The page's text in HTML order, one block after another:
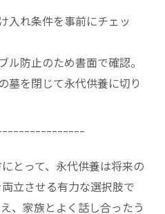
入れ条件を事前にチェッ
ル防止のため書面で確認。
墓を閉じて永代供養に切り
とって、永代供養は将来の
立させる有力な選択肢で
、家族とよく話し合ったう